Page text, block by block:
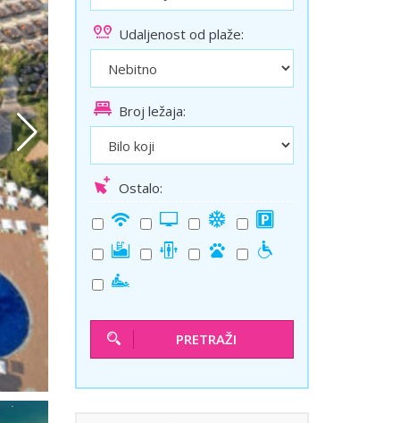
Solun polazak iz Niša
Temišvar polazak iz Niša
Udaljenost od plaže:
Broj ležaja:
Ostalo:
PRETRAŽI